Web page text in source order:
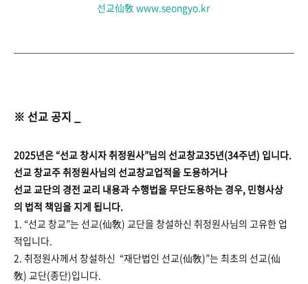
선교仙敎 www.seongyo.kr
※ 선교 공지 _
2025년은 “선교 창시자 취정원사”님의 선교창교35년(34주년) 입니다.
선교 창교주 취정원사님의 선교창교업적을 도용하거나
선교 교단의 경전 교리 내용과 수행법을 무단도용하는 경우, 민형사상
의 법적 책임을 지게 됩니다.
1. “선교 창교”는 선교(仙敎) 교단을 창설하신 취정원사님의 고유한 업
적입니다.
2. 취정원사께서 창설하신 “재단법인 선교(仙敎)”는 최초의 선교(仙
敎) 교단(종단)입니다.